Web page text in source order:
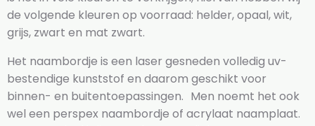
de volgende kleuren op voorraad: helder, opaal, wit,
grijs, zwart en mat zwart.
Het naambordje is een laser gesneden volledig uv-
bestendige kunststof en daarom geschikt voor
binnen- en buitentoepassingen. Men noemt het ook
wel een perspex naambordje of acrylaat naamplaat.